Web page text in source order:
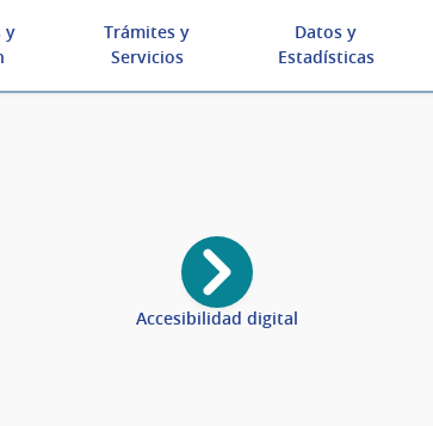
y
Trámites y
Servicios
Datos y
Estadísticas
Accesibilidad digital